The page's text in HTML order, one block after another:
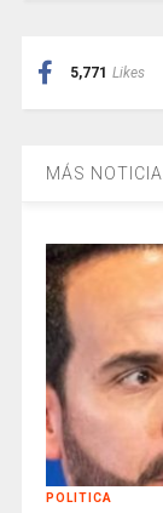
5,771 Likes
MÁS
POLITICA